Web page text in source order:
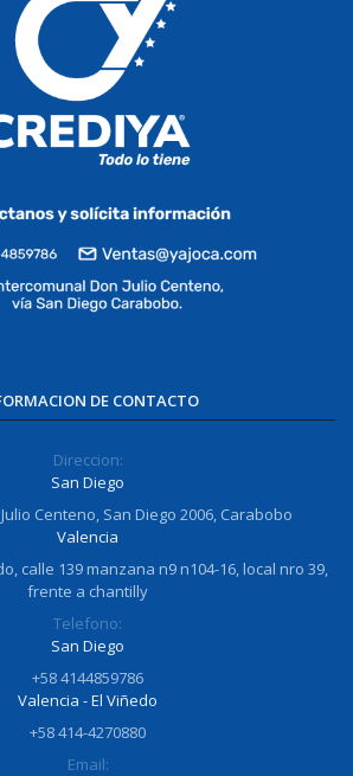
DE CONTACTO
Direccion:
San Diego
Julio Centeno, San Diego 2006, Carabobo
Valencia
calle 139 manzana n9 n104-16, local nro 39,
frente a chantilly
Telefono:
San Diego
+58 4144859786
Valencia - El Viñedo
+58 414-4270880
Email: